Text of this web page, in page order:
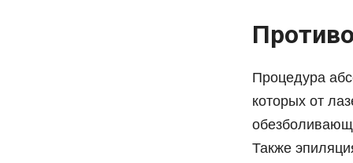
Процедура
которых от
Также